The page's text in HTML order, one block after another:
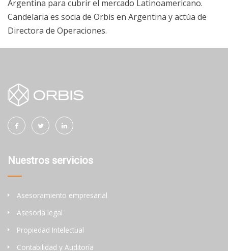
Argentina para cubrir el mercado Latinoamericano.
Candelaria es socia de Orbis en Argentina y actúa de
Directora de Operaciones.
Nuestros servicios
Asesoramiento empresarial
Asesoría legal
Propiedad Intelectual
Contabilidad y Auditoría